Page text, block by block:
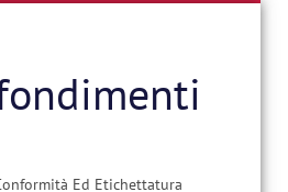
Ed Etichettatura